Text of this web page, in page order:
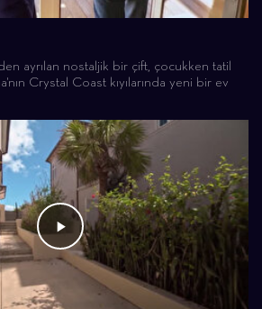
ayrılan nostaljik bir çift, çocukken tatil
Crystal Coast kıyılarında yeni bir ev